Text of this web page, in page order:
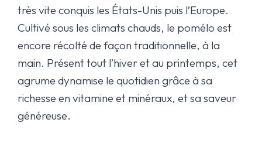
très vite conquis les États-Unis puis l’Europe.
Cultivé sous les climats chauds, le pomélo est
encore récolté de façon traditionnelle, à la
main. Présent tout l’hiver et au printemps, cet
agrume dynamise le quotidien grâce à sa
richesse en vitamine et minéraux, et sa saveur
généreuse.